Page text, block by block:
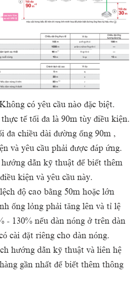
có yêu cầu nào đặc biệt.
tế tối đa là 90m tùy điều kiện.
đa chiều dài đường ống 90m ,
và yêu cầu phải được đáp ứng.
dẫn kỹ thuật để biết thêm
kiện và yêu cầu này.
độ cao bằng 50m hoặc lớn
ống lỏng phải tăng lên và tỉ lệ
- 130% nếu dàn nóng ở trên dàn
cài đặt riêng cho dàn nóng.
hướng dẫn kỹ thuật và liên hệ
gần nhất để biết thêm thông